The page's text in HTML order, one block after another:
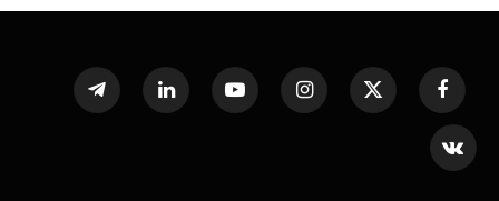
Facebook
X
(Twitter)
Instagram
YouTube
LinkedIn
Telegram
VKontakte